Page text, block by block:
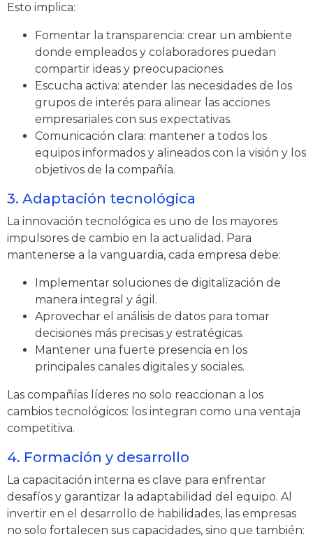
Esto implica:
Fomentar la transparencia: crear un ambiente
donde empleados y colaboradores puedan
compartir ideas y preocupaciones.
Escucha activa: atender las necesidades de los
grupos de interés para alinear las acciones
empresariales con sus expectativas.
Comunicación clara: mantener a todos los
equipos informados y alineados con la visión y los
objetivos de la compañía.
3. Adaptación tecnológica
La innovación tecnológica es uno de los mayores
impulsores de cambio en la actualidad. Para
mantenerse a la vanguardia, cada empresa debe:
Implementar soluciones de digitalización de
manera integral y ágil.
Aprovechar el análisis de datos para tomar
decisiones más precisas y estratégicas.
Mantener una fuerte presencia en los
principales canales digitales y sociales.
Las compañías líderes no solo reaccionan a los
cambios tecnológicos: los integran como una ventaja
competitiva.
4. Formación y desarrollo
La capacitación interna es clave para enfrentar
desafíos y garantizar la adaptabilidad del equipo. Al
invertir en el desarrollo de habilidades, las empresas
no solo fortalecen sus capacidades, sino que también: